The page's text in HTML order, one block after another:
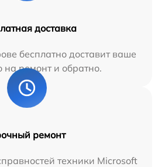
доставка
бесплатно доставит ваше
на ремонт и обратно.
ремонт
техники Microsoft